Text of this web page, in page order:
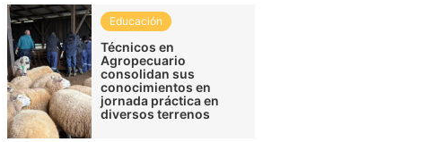
Educación
Técnicos en
Agropecuario
consolidan sus
conocimientos en
jornada práctica en
diversos terrenos